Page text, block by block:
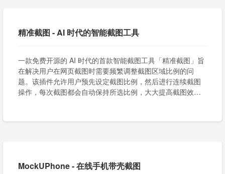
精准截图 - AI 时代的智能截图工具
一款免费开源的 AI 时代的首款智能截图工具「精准截图」旨
在解决用户在网页截图时需要频繁调整截图区域比例的问
题。该插件允许用户预先设定截图比例，然后进行连续截图
操作，每次截图都会自动保持所选比例，大大提高截图效
MockUPhone - 在线手机带壳截图